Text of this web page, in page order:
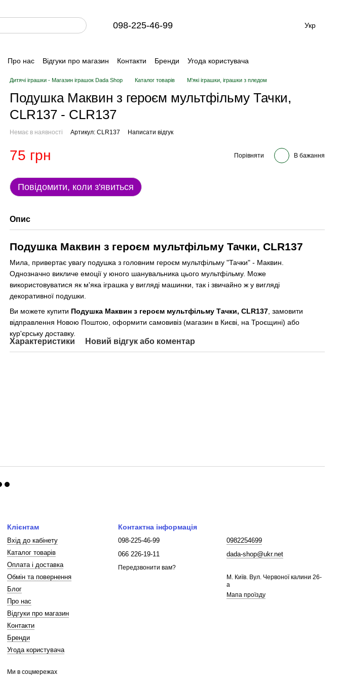
098-225-46-99 Укр
Про нас Відгуки про магазин Контакти Бренди Угода користувача
Дитячі іграшки - Магазин іграшок Dada Shop Каталог товарів М'які іграшки, іграшки з пледом
Подушка Маквин з героєм мультфільму Тачки,
CLR137 - CLR137
Немає в наявності Артикул: CLR137 Написати відгук
75 грн Порівняти В бажання
Повідомити, коли з'явиться
Опис
Подушка Маквин з героєм мультфільму Тачки, CLR137
Мила, привертає увагу подушка з головним героєм мультфільму "Тачки" - Маквин.
Однозначно викличе емоції у юного шанувальника цього мультфільму. Може
використовуватися як м'яка іграшка у вигляді машинки, так і звичайно ж у вигляді
декоративної подушки.
Ви можете купити Подушка Маквин з героєм мультфільму Тачки, CLR137, замовити
відправлення Новою Поштою, оформити самовивіз (магазин в Києві, на Троєщині) або
кур'єрську доставку.
Характеристики Новий відгук або коментар
Клієнтам
Вхід до кабінету
Каталог товарів
Оплата і доставка
Обмін та повернення
Блог
Про нас
Відгуки про магазин
Контакти
Бренди
Угода користувача
Ми в соцмережах
Контактна інформація
098-225-46-99
066 226-19-11
Передзвонити вам?
0982254699
dada-shop@ukr.net
М. Київ. Вул. Червоної калини 26-
а
Мапа проїзду